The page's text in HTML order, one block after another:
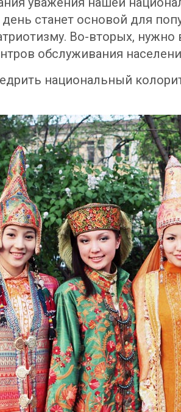
станет основой для
Во-вторых,
обслуживания
национальный